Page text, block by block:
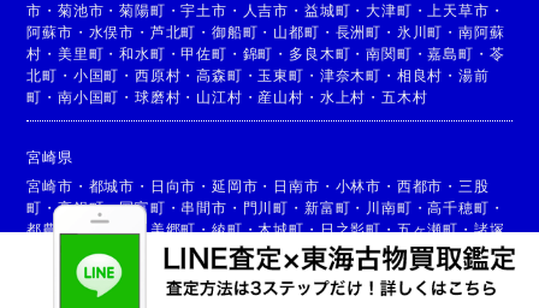
市 ・菊池市 ・菊陽町 ・宇土市 ・ 人吉市 ・ 益城町 ・大津町 ・ 上天草市 ・
阿蘇市 ・ 水俣市 ・ 芦北町 ・御船町 ・ 山都町 ・ 長洲町 ・ 氷川町 ・ 南阿蘇
村 ・美里町 ・和水町 ・甲佐町 ・ 錦町 ・ 多良木町 ・南関町 ・嘉島町 ・ 苓
北町 ・ 小国町 ・西原村 ・高森町 ・ 玉東町 ・ 津奈木町 ・ 相良村 ・ 湯前
町 ・南小国町 ・球磨村 ・ 山江村 ・ 産山村 ・ 水上村 ・ 五木村
宮崎県
宮崎市 ・ 都城市 ・ 日向市 ・延岡市 ・ 日南市 ・ 小林市 ・ 西都市 ・ 三股
町 ・高鍋町・国富町 ・ 串間市 ・ 門川町 ・ 新富町 ・ 川南町 ・高千穂町 ・
都農町
高原町 ・美郷町・綾町・木城町・日之影町・五ヶ瀬町・諸塚
椎葉村・ 西米良村